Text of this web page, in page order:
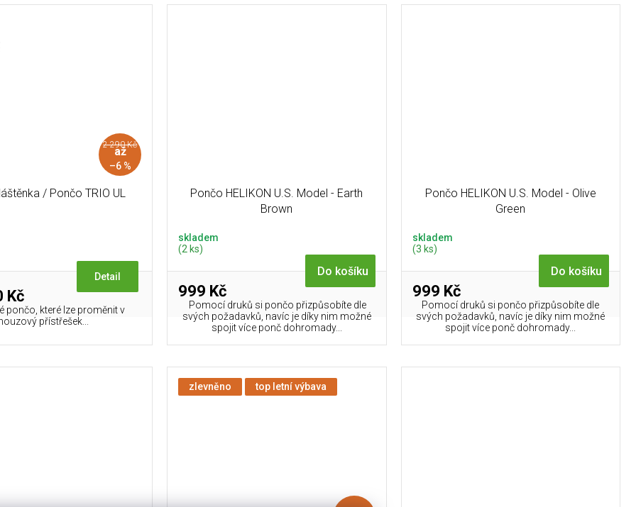
2 290 Kč
až
–6 %
/ Pončo TRIO UL
Kč
Detail
pončo, které lze proměnit v
přístřešek...
Pončo HELIKON U.S. Model - Earth
Brown
skladem
(2 ks)
999 Kč
Do košíku
Pomocí druků si pončo přizpůsobíte dle
svých požadavků, navíc je díky nim možné
spojit více ponč dohromady...
Pončo HELIKON U.S. Model - Olive
Green
skladem
(3 ks)
999 Kč
Do košíku
Pomocí druků si pončo přizpůsobíte dle
svých požadavků, navíc je díky nim možné
spojit více ponč dohromady...
zlevněno top letní výbava